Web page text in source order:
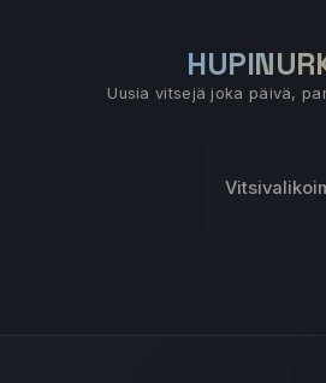
Uusia vitsejä joka päivä,